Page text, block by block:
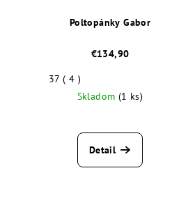
Poltopánky Gabor
€134,90
37 ( 4 )
Skladom (1 ks)
Detail